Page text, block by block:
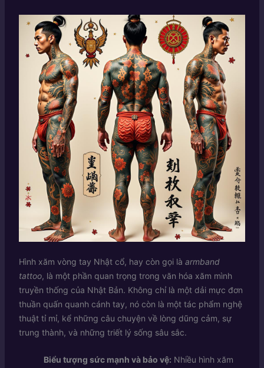
Hình xăm vòng tay Nhật cổ, hay còn gọi là armband
tattoo, là một phần quan trọng trong văn hóa xăm mình
truyền thống của Nhật Bản. Không chỉ là một dải mực đơn
thuần quấn quanh cánh tay, nó còn là một tác phẩm nghệ
thuật tỉ mỉ, kể những câu chuyện về lòng dũng cảm, sự
trung thành, và những triết lý sống sâu sắc.
Biểu tượng sức mạnh và bảo vệ: Nhiều hình xăm